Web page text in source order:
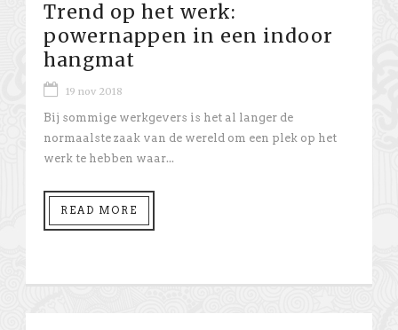
Trend op het werk:
powernappen in een indoor
hangmat
19 nov 2018
Bij sommige werkgevers is het al langer de
normaalste zaak van de wereld om een plek op het
werk te hebben waar...
READ MORE